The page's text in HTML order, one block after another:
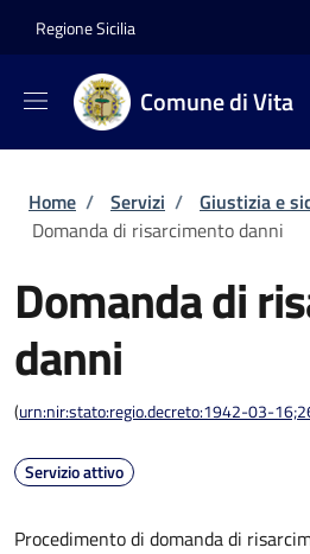
Regione Sicilia
Comune di Vita
Briciole di pane
Home / Servizi / Giustizia e
Domanda di risarcimento danni
Domanda di
danni
(urn:nir:stato:regio.decreto:1942-03-
Servizio attivo
Procedimento di domanda di